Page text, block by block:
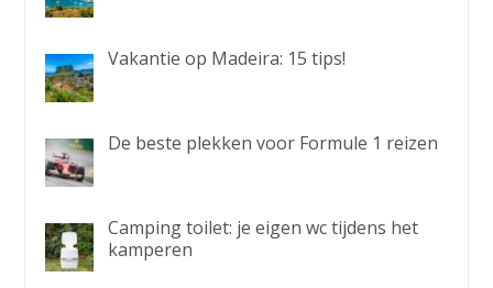
Vakantie op Madeira: 15 tips!
De beste plekken voor Formule 1 reizen
Camping toilet: je eigen wc tijdens het
kamperen